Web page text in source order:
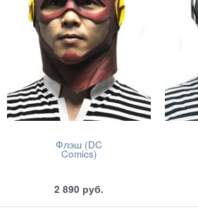
Флэш (DC
Comics)
2 890 руб.